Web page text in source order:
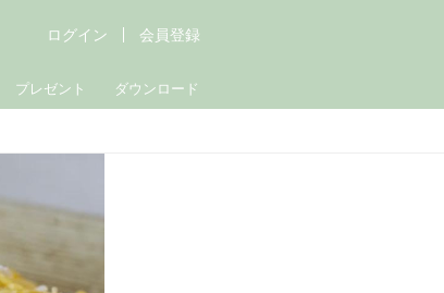
プレゼント ダウンロード
ログイン 会員登録